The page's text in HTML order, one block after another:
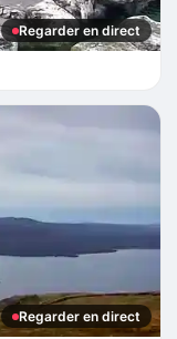
Regarder en direct
Regarder en direct